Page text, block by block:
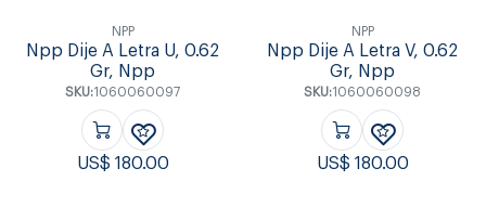
NPP
Npp Dije A Letra U, 0.62
Gr, Npp
SKU:1060060097
US$ 180.00
NPP
Npp Dije A Letra V, 0.62
Gr, Npp
SKU:1060060098
US$ 180.00